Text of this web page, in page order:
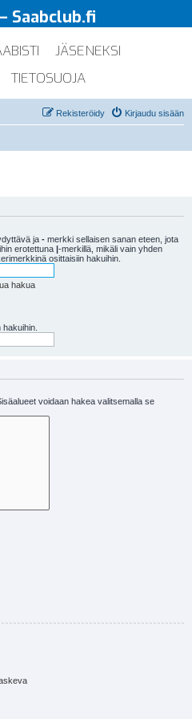
Saabclub.fi
JÄSENEKSI
TIETOSUOJA
Kirjaudu sisään
Rekisteröidy
ja - merkki sellaisen sanan eteen, jota
erotettuna |-merkillä, mikäli vain yhden
osittaisiin hakuihin.
hakua
voidaan hakea valitsemalla se